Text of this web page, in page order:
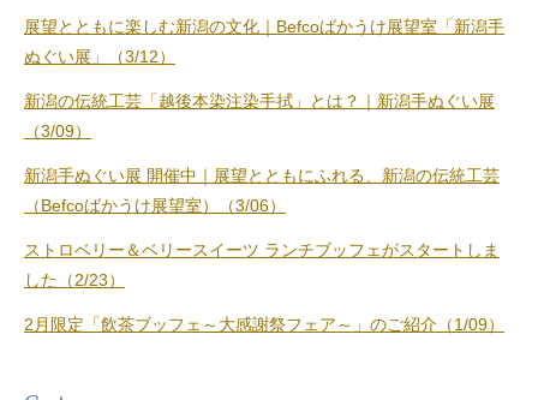
展望とともに楽しむ新潟の文化｜Befcoばかうけ展望室「新潟手
ぬぐい展」（3/12）
新潟の伝統工芸「越後本染注染手拭」とは？｜新潟手ぬぐい展
（3/09）
新潟手ぬぐい展 開催中｜展望とともにふれる、新潟の伝統工芸
（Befcoばかうけ展望室）（3/06）
ストロベリー＆ベリースイーツ ランチブッフェがスタートしま
した（2/23）
2月限定「飲茶ブッフェ～大感謝祭フェア～」のご紹介（1/09）